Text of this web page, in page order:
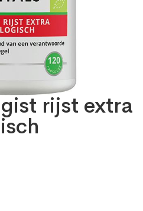
rijst extra